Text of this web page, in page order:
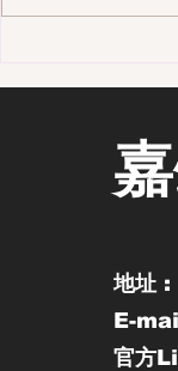
現的事
地址 :
E-
官方